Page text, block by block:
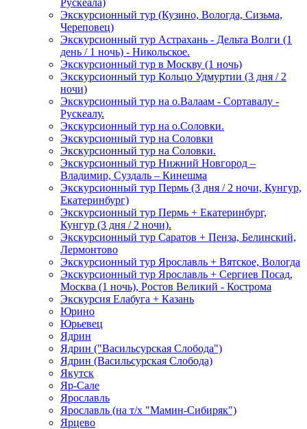
Рускеала)
Экскурсионный тур (Кузино, Вологда, Сизьма,
Череповец)
Экскурсионный тур Астрахань - Дельта Волги (1
день / 1 ночь) - Никольское.
Экскурсионный тур в Москву (1 ночь)
Экскурсионный тур Кольцо Удмуртии (3 дня / 2
ночи)
Экскурсионный тур на о.Валаам - Сортавалу -
Рускеалу.
Экскурсионный тур на о.Соловки.
Экскурсионный тур на Соловки
Экскурсионный тур на Соловки.
Экскурсионный тур Нижний Новгород –
Владимир, Суздаль – Кинешма
Экскурсионный тур Пермь (3 дня / 2 ночи, Кунгур,
Екатеринбург)
Экскурсионный тур Пермь + Екатеринбург,
Кунгур (3 дня / 2 ночи).
Экскурсионный тур Саратов + Пенза, Белинский,
Лермонтово
Экскурсионный тур Ярославль + Вятское, Вологда
Экскурсионный тур Ярославль + Сергиев Посад,
Москва (1 ночь), Ростов Великий - Кострома
Экскурсия Елабуга + Казань
Юрино
Юрьевец
Ядрин
Ядрин ("Васильсурская Слобода")
Ядрин (Васильсурская Слобода)
Якутск
Яр-Сале
Ярославль
Ярославль (на т/х "Мамин-Сибиряк")
Ярцево